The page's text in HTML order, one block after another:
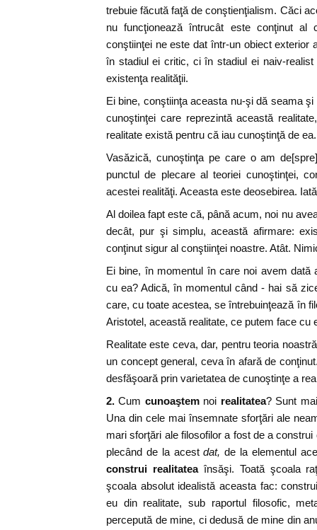
trebuie făcută faţă de conştienţialism. Căci
nu funcţionează întrucât este conţinut al
conştiinţei ne este dat într-un obiect exterior
în stadiul ei critic, ci în stadiul ei naiv-
existenţa realităţii.
Ei bine, conştiinţa aceasta nu-şi dă seama
cunoştinţei care reprezintă această
realitate există pentru că iau cunoştinţă de ea.
Vasăzică, cunoştinţa pe care o am
punctul de plecare al teoriei cunoştinţei,
acestei realităţi. Aceasta este deosebirea.
Al doilea fapt este că, până acum, noi nu
decât, pur şi simplu, această afirmare:
conţinut sigur al conştiinţei noastre. Atât.
Ei bine, în momentul în care noi avem dată
cu ea? Adică, în momentul când - hai să
care, cu toate acestea, se întrebuinţează în
Aristotel, această realitate, ce putem face cu
Realitate este ceva, dar, pentru teoria
un concept general, ceva în afară de
desfăşoară prin varietatea de cunoştinţe a
2.Cum cunoaştemnoi realitatea? Sunt
Una din cele mai însemnate sforţări ale
mari sforţări ale filosofilor a fost de a
plecând de la acestdat, de la elementul
construi realitateaînsăşi. Toată şcoala
şcoala absolut idealistă aceasta fac:
eu din realitate, sub raportul filosofic,
percepută de mine, ci dedusă de mine din